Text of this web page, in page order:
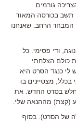
גורמים
תשב בכורסה המאוד
הרחב. שאנחנו
ודי פסימי. כל
כולם הצלחתי
לי כנגד הסרט היא
מצטיינים בו
בסרט החדש. את
(קצת) מההנאה שלי.
של הסרט): בסוף